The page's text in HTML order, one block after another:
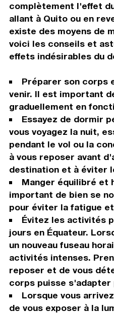
complètement l'effet
allant à Quito ou en
existe des moyens de
voici les conseils et
effets indésirables du
Préparer son corps
venir. Il est important
graduellement en
Essayez de dormir
vous voyagez la nuit,
pendant le vol ou la
à vous reposer avant
destination et à éviter
Manger équilibré et
important de bien se
pour éviter la fatigue
Évitez les activités
jours en Équateur.
un nouveau fuseau
activités intenses.
reposer et de vous
corps puisse s'adapter
Lorsque vous
de vous exposer à la